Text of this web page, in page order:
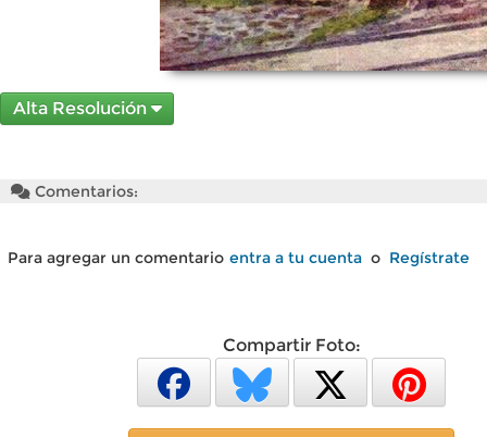
Alta Resolución
Comentarios:
Para agregar un comentario entra a tu cuenta o Regístrate
Compartir Foto: